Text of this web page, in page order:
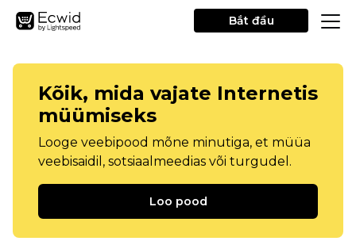
Bắt đầu
Kõik, mida vajate Internetis
müümiseks
Looge veebipood mõne minutiga, et müüa
veebisaidil, sotsiaalmeedias või turgudel.
Loo pood